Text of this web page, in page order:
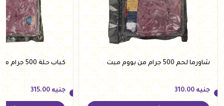
شاورما لحم 500 جرام من بووم ميت
جنيه 310.00
كباب حلة 500 جرام من بووم ميت
جنيه 315.00